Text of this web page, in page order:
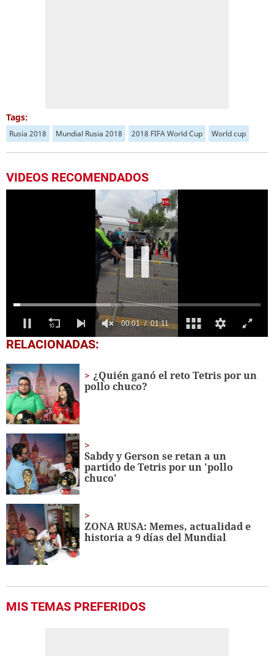
Tags:
Rusia 2018 Mundial Rusia 2018 2018 FIFA World Cup World cup
VIDEOS RECOMENDADOS
0
seconds
1
minute,
11
seconds
RELACIONADAS:
¿Quién ganó el reto Tetris por un
pollo chuco?
Sabdy y Gerson se retan a un
partido de Tetris por un 'pollo
chuco'
ZONA RUSA: Memes, actualidad e
historia a 9 días del Mundial
MIS TEMAS PREFERIDOS